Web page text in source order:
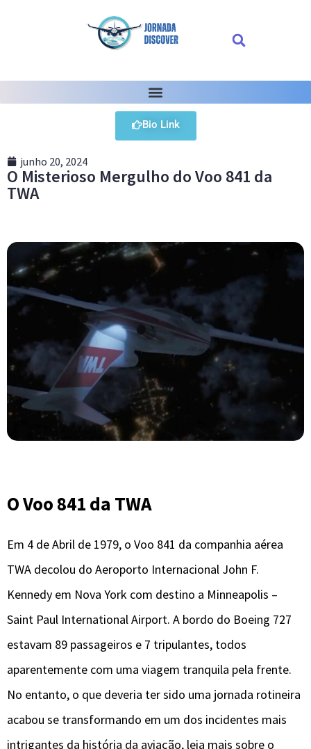
Bio Link
junho 20, 2024
O Misterioso Mergulho do Voo 841 da
TWA
O Voo 841 da TWA
Em 4 de Abril de 1979, o Voo 841 da companhia aérea
TWA decolou do Aeroporto Internacional John F.
Kennedy em Nova York com destino a Minneapolis –
Saint Paul International Airport. A bordo do Boeing 727
estavam 89 passageiros e 7 tripulantes, todos
aparentemente com uma viagem tranquila pela frente.
No entanto, o que deveria ter sido uma jornada rotineira
acabou se transformando em um dos incidentes mais
intrigantes da história da aviação, leia mais sobre o